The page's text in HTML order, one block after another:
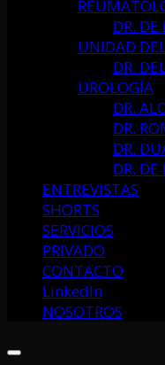
DR.
UNIDAD
DR.
UROLOGÍA
DR.
DR.
DR.
DR.
ENTREVISTAS
SHORTS
SERVICIOS
PRIVADO
CONTACTO
LinkedIn
NOSOTROS